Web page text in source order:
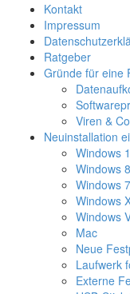
Kontakt
Impressum
Ratgeber
Gründe für eine
Viren &
Neuinstallation
Windows
Windows 8
Windows 7
Windows
Windows
Mac
Neue
Laufwerk
Externe